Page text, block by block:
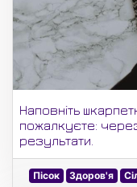
Наповніть
пожалкуєте:
результати.
Пісок Здоров'я